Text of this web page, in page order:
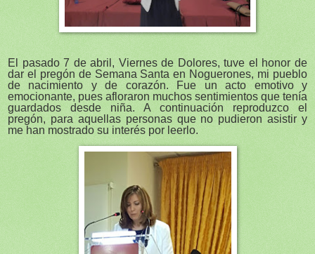
El pasado 7 de abril, Viernes de Dolores, tuve el honor de
dar el pregón de Semana Santa en Noguerones, mi pueblo
de nacimiento y de corazón. Fue un acto emotivo y
emocionante, pues afloraron muchos sentimientos que tenía
guardados desde niña. A continuación reproduzco el
pregón, para aquellas personas que no pudieron asistir y
me han mostrado su interés por leerlo.